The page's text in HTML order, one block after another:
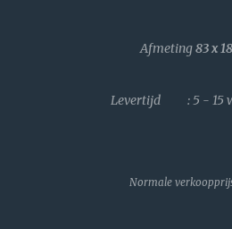
Afmeting83 x
Levertijd : 5 - 15
Normale